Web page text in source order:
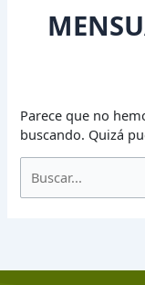
Parece que no
buscando. Quizá